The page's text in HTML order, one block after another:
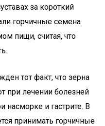
за короткий
горчичные семена
пищи, считая, что
тот факт, что зерна
при лечении болезней
насморке и гастрите. В
принимать горчичные